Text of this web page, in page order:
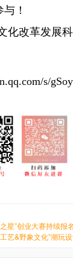
！
改革发展科
s/
星”创业大赛持续报
艺&野象文化”潮玩